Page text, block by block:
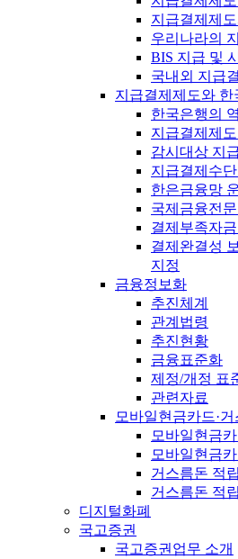
지급결제제
우리나라의
BIS 지급 및
국내외 지급
지급결제제도와 한
한국은행의
지급결제제도
감시대상 지
지급결제수
한은금융망
국제금융전
결제부족자
결제완결성
지정
금융정보화
추진체계
관계법령
추진현황
금융표준화
제정/개정 표
관련자료
모바일현금카드·
모바일현금
모바일현금
거스름돈 적
거스름돈 적
디지털화폐
국고증권
국고증권업무 소개